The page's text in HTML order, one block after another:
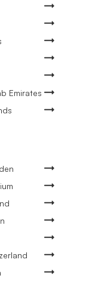
Emirates